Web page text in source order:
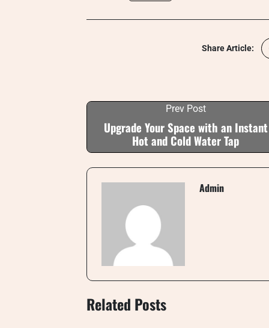
Share Article:
Prev Post
Upgrade Your Space with an Instant
Hot and Cold Water Tap
Admin
Related Posts